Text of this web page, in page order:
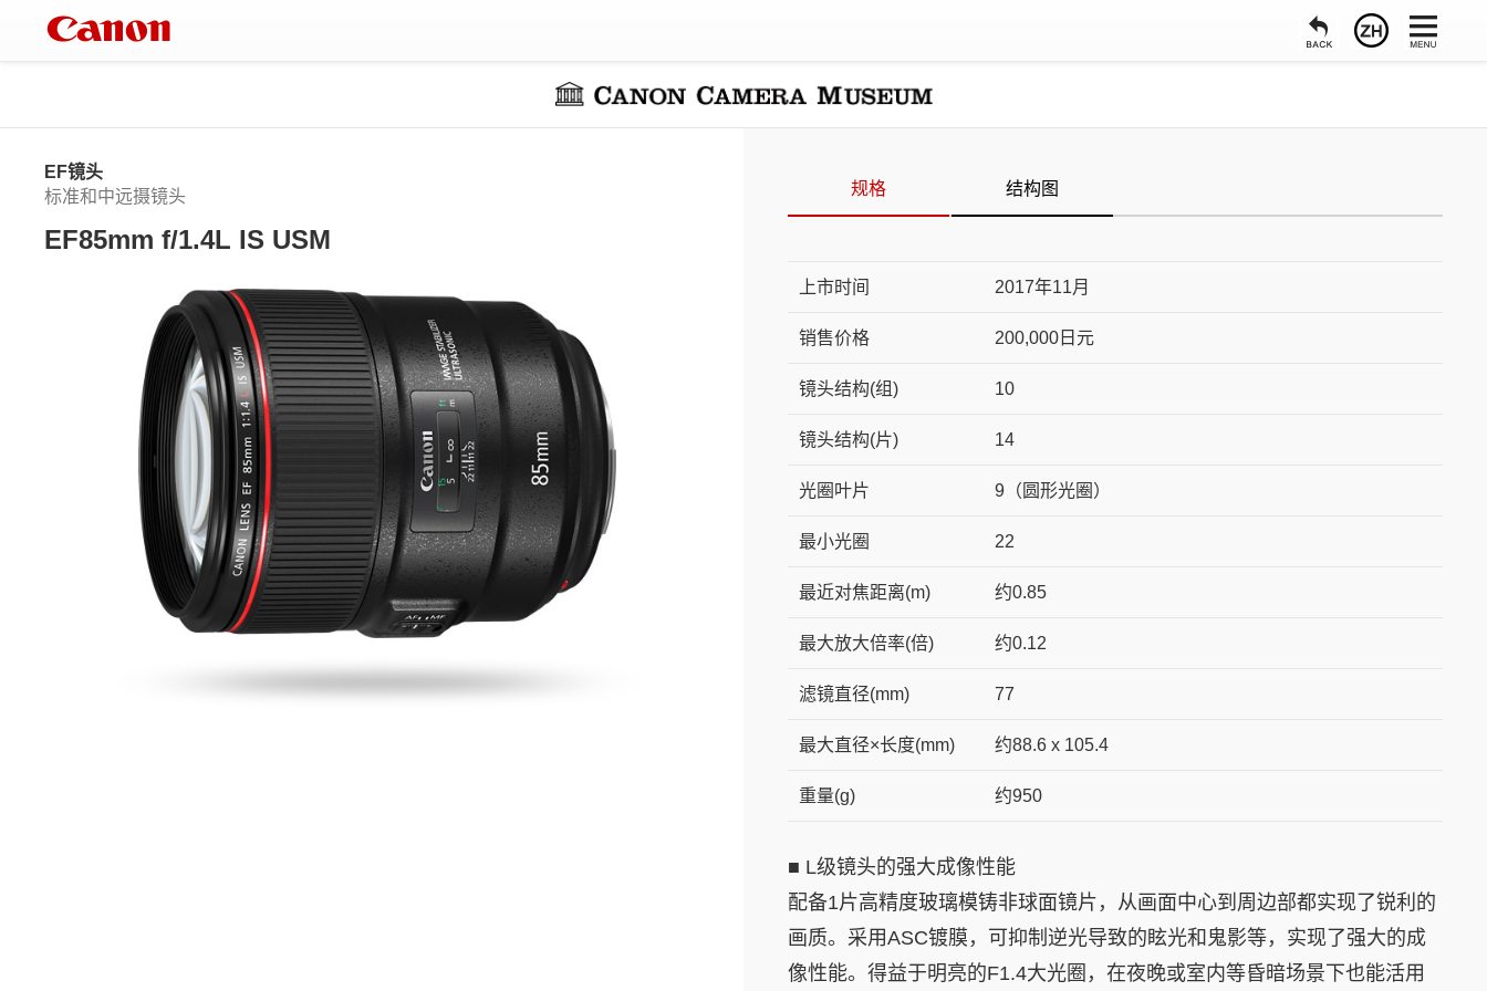
EF镜头
标准和中远摄镜头
EF85mm f/1.4L IS USM
规格 结构图
上市时间 2017年11月
销售价格 200,000日元
镜头结构(组) 10
镜头结构(片) 14
光圈叶片 9（圆形光圈）
最小光圈 22
最近对焦距离(m) 约0.85
最大放大倍率(倍) 约0.12
滤镜直径(mm) 77
最大直径×长度(mm) 约88.6 x 105.4
重量(g) 约950
■ L级镜头的强大成像性能
配备1片高精度玻璃模铸非球面镜片，从画面中心到周边部都实现了锐利的
画质。采用ASC镀膜，可抑制逆光导致的眩光和鬼影等，实现了强大的成
像性能。得益于明亮的F1.4大光圈，在夜晚或室内等昏暗场景下也能活用